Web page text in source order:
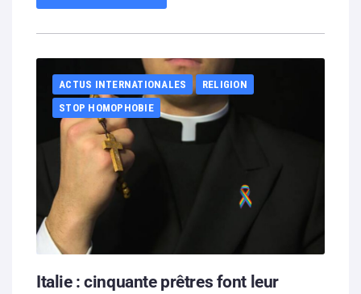
ACTUS INTERNATIONALES
RELIGION
STOP HOMOPHOBIE
Italie : cinquante prêtres font leur